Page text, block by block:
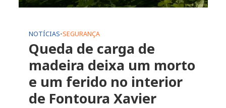
NOTÍCIAS•SEGURANÇA
Queda de carga de
madeira deixa um morto
e um ferido no interior
de Fontoura Xavier